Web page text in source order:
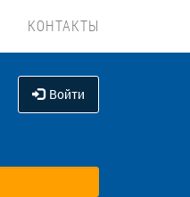
КОНТАКТЫ
Войти